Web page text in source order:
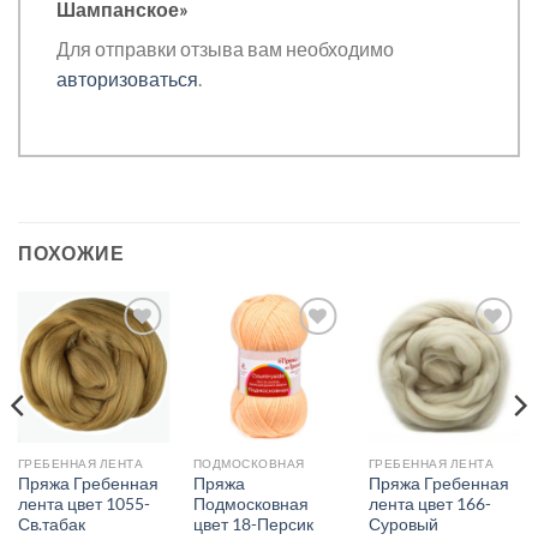
Шампанское»
Для отправки отзыва вам необходимо
авторизоваться.
ПОХОЖИЕ
Добавить в
избранное.
ГРЕБЕННАЯ ЛЕНТА
Пряжа Гребенная
лента цвет 1055-
Св.табак
Добавить в
избранное.
ПОДМОСКОВНАЯ
Пряжа
Подмосковная
цвет 18-Персик
Добавить в
избранное.
ГРЕБЕННАЯ ЛЕНТА
Пряжа Гребенная
лента цвет 166-
Суровый